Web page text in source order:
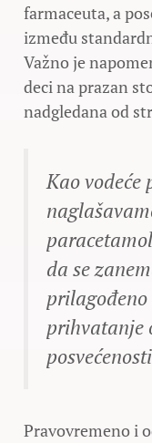
farmaceuta, a
između
Važno je
deci na prazan
nadgledana od
Kao vodeće
da se
prihvatanje
Pravovremeno i